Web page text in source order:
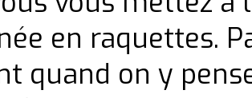
en raquettes.
quand on y